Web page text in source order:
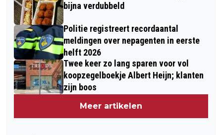
bijna verdubbeld
Politie registreert recordaantal
meldingen over nepagenten in eerste
helft 2026
Twee keer zo lang sparen voor vol
koopzegelboekje Albert Heijn; klanten
zijn boos
Meer artikelen